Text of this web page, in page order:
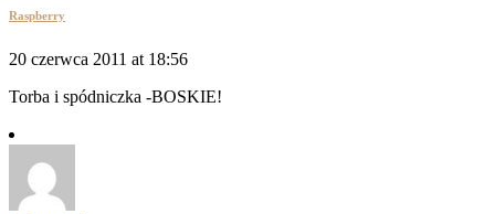
Raspberry
20 czerwca 2011 at 18:56
Torba i spódniczka -BOSKIE!